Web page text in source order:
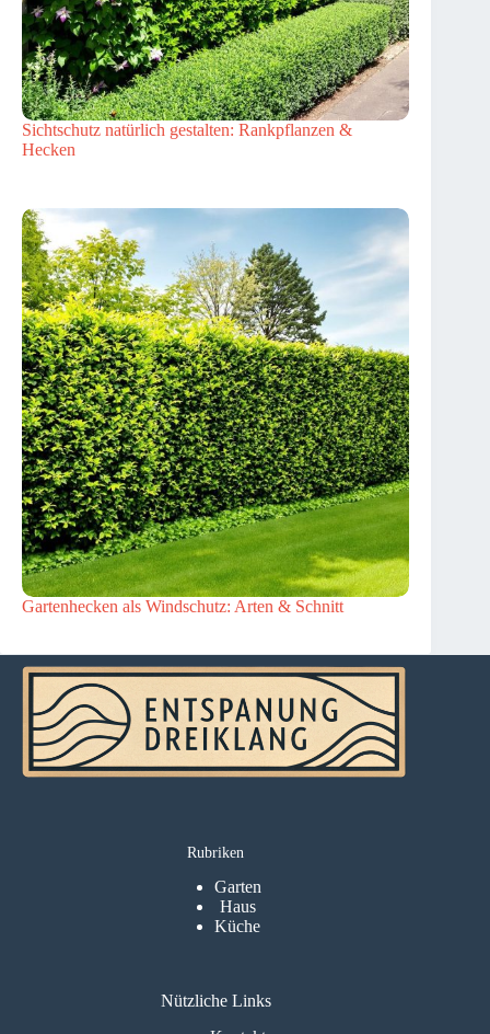
Sichtschutz natürlich gestalten: Rankpflanzen &
Hecken
Gartenhecken als Windschutz: Arten & Schnitt
Rubriken
Garten
Haus
Küche
Nützliche Links